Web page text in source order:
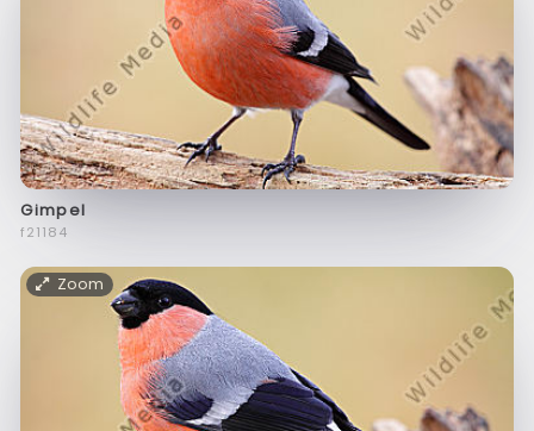
Gimpel
f21184
Zoom